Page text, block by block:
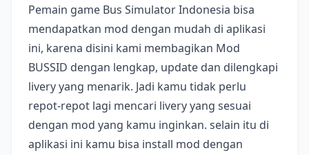
Pemain game Bus Simulator Indonesia bisa
mendapatkan mod dengan mudah di aplikasi
ini, karena disini kami membagikan Mod
BUSSID dengan lengkap, update dan dilengkapi
livery yang menarik. Jadi kamu tidak perlu
repot-repot lagi mencari livery yang sesuai
dengan mod yang kamu inginkan. selain itu di
aplikasi ini kamu bisa install mod dengan